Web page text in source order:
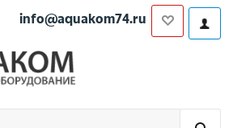
info@aquakom74.ru